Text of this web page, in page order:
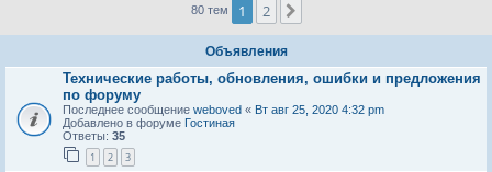
80 тем 1 2
Объявления
Технические работы, обновления, ошибки и предложения
по форуму
Последнее сообщение weboved « Вт авг 25, 2020 4:32 pm
Добавлено в форуме Гостиная
Ответы: 35
1 2 3